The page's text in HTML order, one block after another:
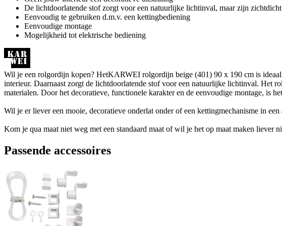
De lichtdoorlatende stof zorgt voor een natuurlijke lichtinval, maar zijn zichtdicht
Eenvoudig te gebruiken d.m.v. een kettingbediening
Eenvoudige montage
Mogelijkheid tot elektrische bediening
Wil je een rolgordijn kopen? HetKARWEI rolgordijn beige (401) 90 x 190 cm is
interieur. Daarnaast zorgt de lichtdoorlatende stof voor een natuurlijke lichtinval. Het
materialen. Door het decoratieve, functionele karakter en de eenvoudige montage, is
Wil je er liever een mooie, decoratieve onderlat onder of een kettingmechanisme in
Kom je qua maat niet weg met een standaard maat of wil je het op maat maken liever
Passende accessoires